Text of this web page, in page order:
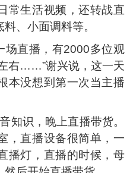
常生活视频，还转战直
、小面调料等。
场直播，有2000多位观
右……”谢兴说，这一天
本没想到第一次当主播
知识，晚上直播带货。
，直播设备很简单，一
播灯，直播的时候，母